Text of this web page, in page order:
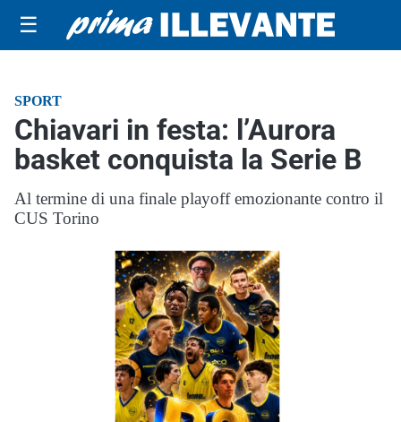
☰
SPORT
Chiavari in festa: l’Aurora
basket conquista la Serie B
Al termine di una finale playoff emozionante contro il
CUS Torino